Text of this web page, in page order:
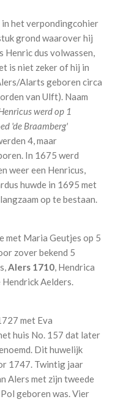
het verpondingcohier
grond waarover hij
Henric dus volwassen,
is niet zeker of hij in
Alarts geboren circa
van Ulft). Naam
werd op 1
'de Braamberg'
4, maar
In 1675 werd
weer een Henricus,
huwde in 1695 met
op te bestaan.
met Maria Geutjes op 5
zover bekend 5
Alers 1710, Hendrica
Aelders.
met Eva
huis No. 157 dat later
Dit huwelijk
1747. Twintig jaar
Alers met zijn tweede
geboren was. Vier